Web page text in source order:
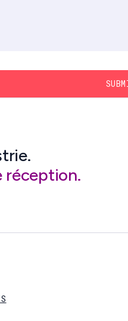
réception.